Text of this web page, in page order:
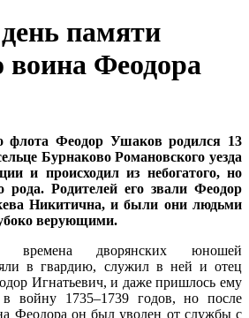
памяти
воина Феодора
флота Феодор Ушаков родился 13
Бурнаково Романовского уезда
и происходил из небогатого, но
рода. Родителей его звали Феодор
Никитична, и были они людьми
верующими.
времена дворянских юношей
в гвардию, служил в ней и отец
Игнатьевич, и даже пришлось ему
в войну 1735–1739 годов, но после
Феодора он был уволен от службы с